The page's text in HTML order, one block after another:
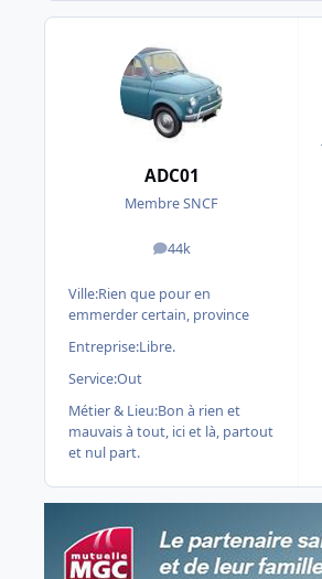
ADC01
Membre SNCF
44k
messages
Ville:Rien que pour en
emmerder certain, province
Entreprise:Libre.
Service:Out
Métier & Lieu:Bon à rien et
mauvais à tout, ici et là, partout
et nul part.